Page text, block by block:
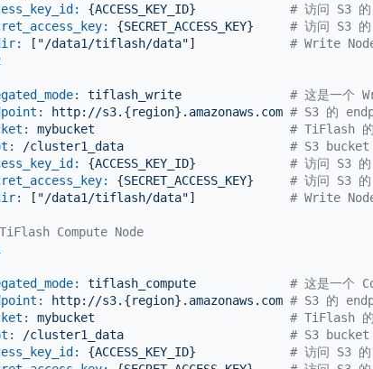
{ACCESS_KEY_ID} # 访问 S3 的
{SECRET_ACCESS_KEY} # 访问 S3 的
[ "/data1/tiflash/data"] # Write Node
tiflash_write
# 这是一个
http://s3.{region}.amazonaws.com # S3 的
mybucket
# TiFlash 的
/cluster1_data
# S3 bucket
{ACCESS_KEY_ID} # 访问 S3 的
{SECRET_ACCESS_KEY} # 访问 S3 的
[ "/data1/tiflash/data"] # Write Node
Compute Node
tiflash_compute
# 这是一个
http://s3.{region}.amazonaws.com # S3 的
mybucket
# TiFlash 的
/cluster1_data
# S3 bucket
{ACCESS_KEY_ID} # 访问 S3 的